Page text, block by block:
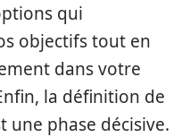
qui
objectifs tout en
dans votre
la définition de
une phase décisive.